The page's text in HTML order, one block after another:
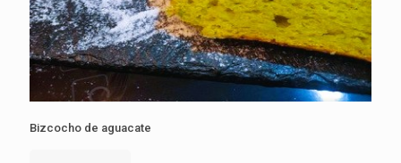
Bizcocho de aguacate